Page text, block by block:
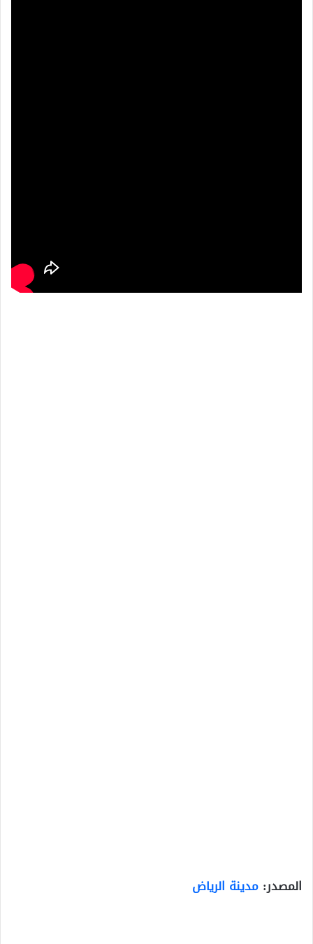
المصدر: مدينة الرياض